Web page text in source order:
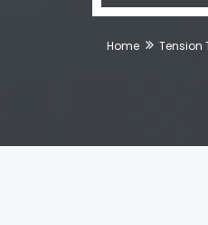
Home Tension